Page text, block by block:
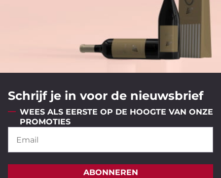
Schrijf je in voor de nieuwsbrief
WEES ALS EERSTE OP DE HOOGTE VAN ONZE
PROMOTIES
ABONNEREN